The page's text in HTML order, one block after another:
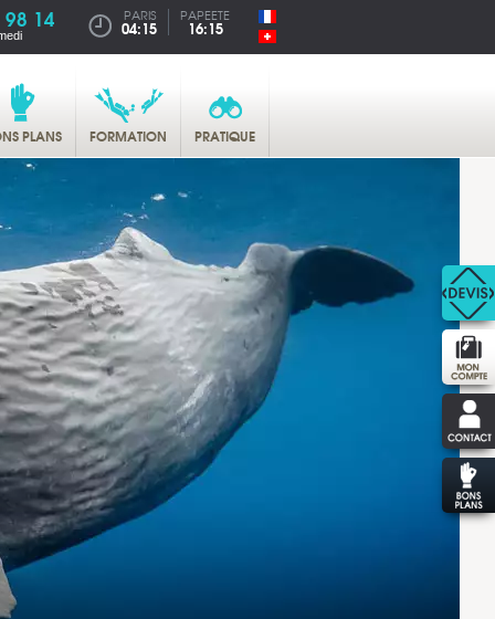
14 PARIS
04:15
PAPEETE
16:15
PLANS FORMATION PRATIQUE